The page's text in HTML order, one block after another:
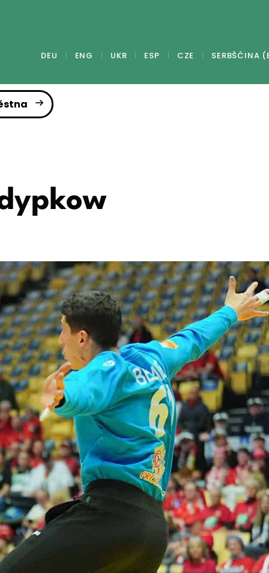
DEU ENG UKR ESP CZE SERBŠĆINA